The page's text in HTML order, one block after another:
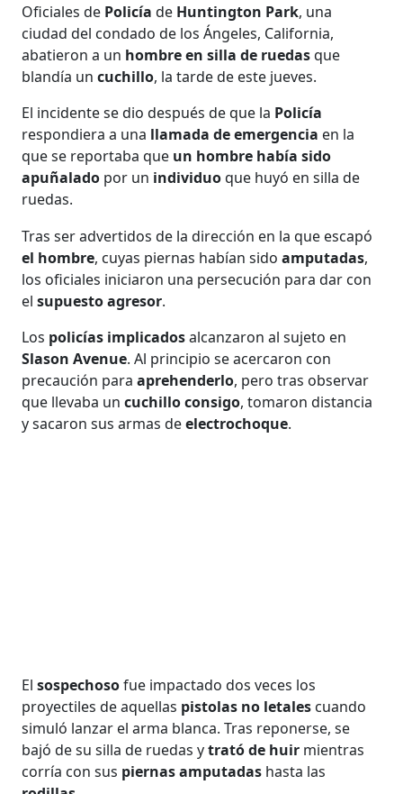
Oficiales de Policíade Huntington Park, una
ciudad del condado de los Ángeles, California,
abatieron a un hombre en silla de ruedasque
blandía un cuchillo, la tarde de este jueves.
El incidente se dio después de que la Policía
respondiera a una llamada de emergencia en la
que se reportaba que un hombre había sido
apuñalado por un individuoque huyó en silla de
ruedas.
Tras ser advertidos de la dirección en la que escapó
el hombre, cuyas piernas habían sidoamputadas,
los oficiales iniciaron una persecución para dar con
el supuesto agresor.
Los policías implicadosalcanzaron al sujeto en
Slason Avenue. Al principio se acercaron con
precaución paraaprehenderlo, pero tras observar
que llevaba uncuchillo consigo, tomaron distancia
y sacaron sus armas deelectrochoque.
Elsospechosofue impactado dos veces los
proyectiles de aquellas pistolas no letales cuando
simuló lanzar el arma blanca. Tras reponerse, se
bajó de su silla de ruedas ytrató de huir mientras
corría con sus piernas amputadas hasta las